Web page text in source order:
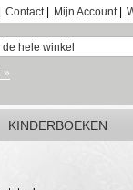
Contact| Mijn Account|
»
KINDERBOEKEN